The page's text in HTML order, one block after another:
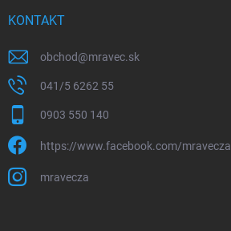
KONTAKT
obchod@mravec.sk
041/5 6262 55
0903 550 140
https://www.facebook.com/mravecza
mravecza